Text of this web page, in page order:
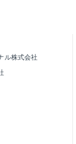
ル株式会社